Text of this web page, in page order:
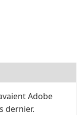
Adobe
dernier.